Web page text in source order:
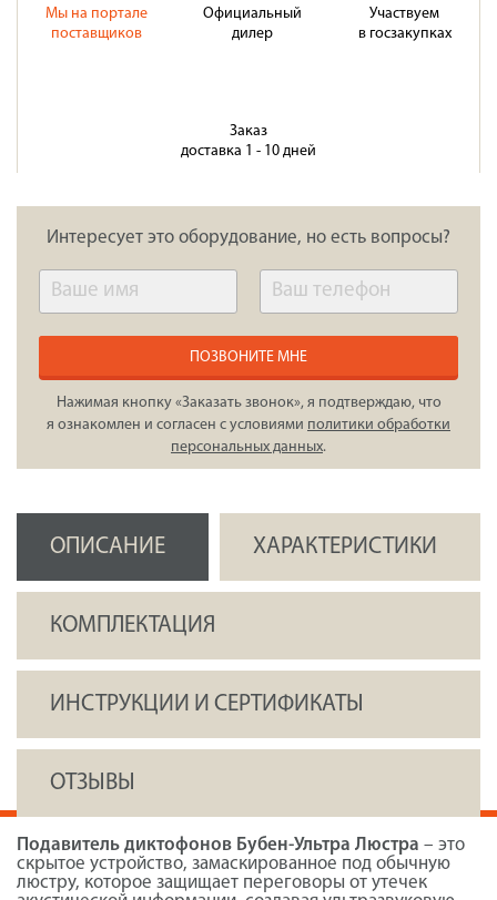
Мы на портале
поставщиков
Официальный
дилер
Участвуем
в госзакупках
Заказ
доставка 1 - 10 дней
Интересует это оборудование, но есть вопросы?
ПОЗВОНИТЕ МНЕ
Нажимая кнопку «Заказать звонок», я подтверждаю, что
я ознакомлен и согласен с условиями политики обработки
персональных данных.
ОПИСАНИЕ ХАРАКТЕРИСТИКИ
КОМПЛЕКТАЦИЯ
ИНСТРУКЦИИ И СЕРТИФИКАТЫ
ОТЗЫВЫ
Подавитель диктофонов Бубен-Ультра Люстра – это
скрытое устройство, замаскированное под обычную
люстру, которое защищает переговоры от утечек